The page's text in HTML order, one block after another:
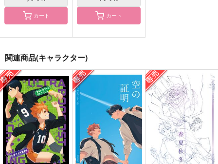
白米工房
770円
及川徹×影山飛雄
サンプル
作品詳細
白米工房
440円（税込）
及川徹×影山飛雄
サンプル
作品詳細
330円（税込）
影山飛雄×日向翔陽
サンプル
作品詳細
カート カート
関連商品(キャラクター)